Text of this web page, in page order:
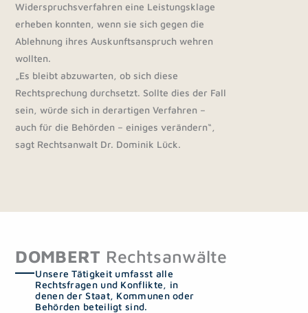
Widerspruchsverfahren eine Leistungsklage
erheben konnten, wenn sie sich gegen die
Ablehnung ihres Auskunftsanspruch wehren
wollten.
„Es bleibt abzuwarten, ob sich diese
Rechtsprechung durchsetzt. Sollte dies der Fall
sein, würde sich in derartigen Verfahren –
auch für die Behörden – einiges verändern“,
sagt Rechtsanwalt Dr. Dominik Lück.
DOMBERT Rechtsanwälte
Unsere Tätigkeit umfasst alle
Rechtsfragen und Konflikte, in
denen der Staat, Kommunen oder
Behörden beteiligt sind.